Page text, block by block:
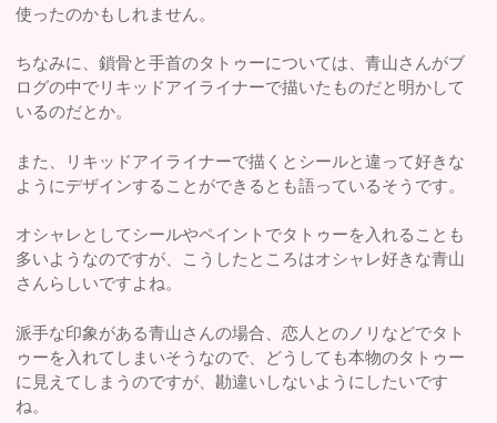
使ったのかもしれません。
ちなみに、鎖骨と手首のタトゥーについては、青山さんがブ
ログの中でリキッドアイライナーで描いたものだと明かして
いるのだとか。
また、リキッドアイライナーで描くとシールと違って好きな
ようにデザインすることができるとも語っているそうです。
オシャレとしてシールやペイントでタトゥーを入れることも
多いようなのですが、こうしたところはオシャレ好きな青山
さんらしいですよね。
派手な印象がある青山さんの場合、恋人とのノリなどでタト
ゥーを入れてしまいそうなので、どうしても本物のタトゥー
に見えてしまうのですが、勘違いしないようにしたいです
ね。